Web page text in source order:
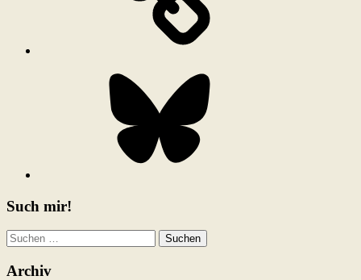
Such mir!
Suchen
nach:
Archiv